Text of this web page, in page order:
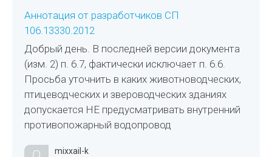
Аннотация от разработчиков СП
106.13330.2012
Добрый день. В последней версии документа
(изм. 2) п. 6.7, фактически исключает п. 6.6.
Просьба уточнить в каких животноводческих,
птицеводческих и звероводческих зданиях
допускается НЕ предусматривать внутренний
противопожарный водопровод
mixxail-k